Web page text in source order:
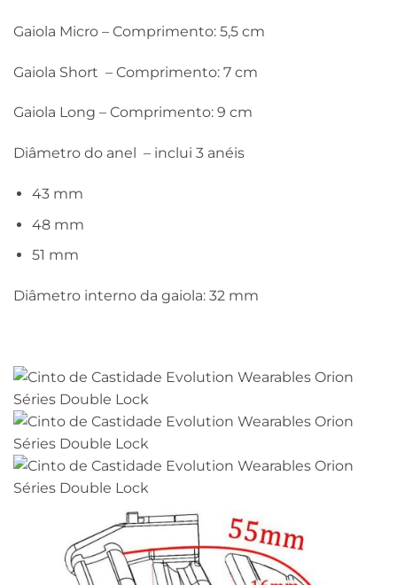
Gaiola Micro – Comprimento: 5,5 cm
Gaiola Short – Comprimento: 7 cm
Gaiola Long – Comprimento: 9 cm
Diâmetro do anel – inclui 3 anéis
43 mm
48 mm
51 mm
Diâmetro interno da gaiola: 32 mm